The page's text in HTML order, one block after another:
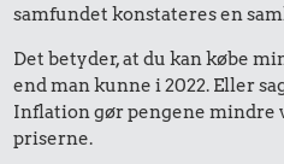
samfundet konstateres en
Det betyder, at du kan købe
end man kunne i 2022. Eller
Inflation gør pengene mindre
priserne.